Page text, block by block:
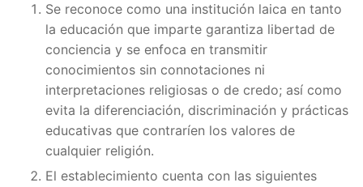
Se reconoce como una institución laica en tanto
la educación que imparte garantiza libertad de
conciencia y se enfoca en transmitir
conocimientos sin connotaciones ni
interpretaciones religiosas o de credo; así como
evita la diferenciación, discriminación y prácticas
educativas que contraríen los valores de
cualquier religión.
El establecimiento cuenta con las siguientes